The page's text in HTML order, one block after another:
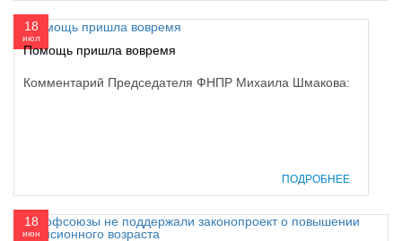
18
июл
Помощь пришла вовремя
Комментарий Председателя ФНПР Михаила Шмакова:
ПОДРОБНЕЕ
18
июн